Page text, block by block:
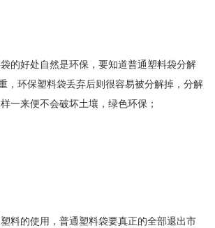
好处自然是环保，要知道普通塑料袋分解
，环保塑料袋丢弃后则很容易被分解掉，分解
一来便不会破坏土壤，绿色环保；
的使用，普通塑料袋要真正的全部退出市